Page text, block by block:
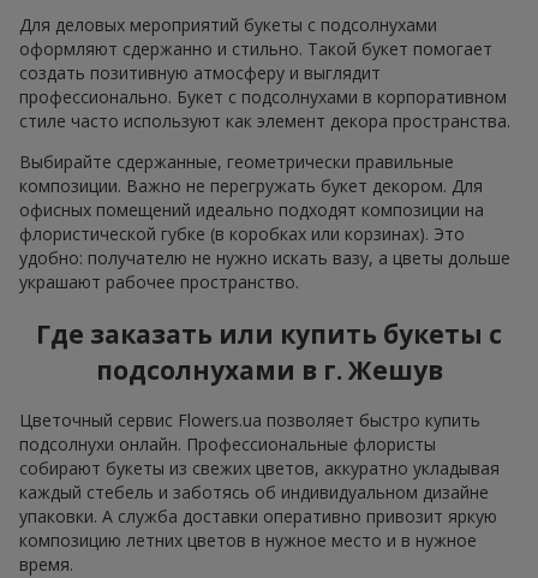
Для деловых мероприятий букеты с подсолнухами
оформляют сдержанно и стильно. Такой букет помогает
создать позитивную атмосферу и выглядит
профессионально. Букет с подсолнухами в корпоративном
стиле часто используют как элемент декора пространства.
Выбирайте сдержанные, геометрически правильные
композиции. Важно не перегружать букет декором. Для
офисных помещений идеально подходят композиции на
флористической губке (в коробках или корзинах). Это
удобно: получателю не нужно искать вазу, а цветы дольше
украшают рабочее пространство.
Где заказать или купить букеты с
подсолнухами в г. Жешув
Цветочный сервис Flowers.ua позволяет быстро купить
подсолнухи онлайн. Профессиональные флористы
собирают букеты из свежих цветов, аккуратно укладывая
каждый стебель и заботясь об индивидуальном дизайне
упаковки. А служба доставки оперативно привозит яркую
композицию летних цветов в нужное место и в нужное
время.